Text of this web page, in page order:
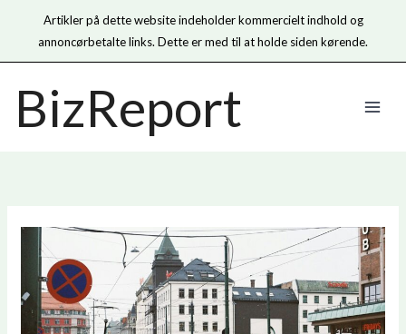
Artikler på dette website indeholder kommercielt indhold og
annoncørbetalte links. Dette er med til at holde siden kørende.
indholdet
BizReport